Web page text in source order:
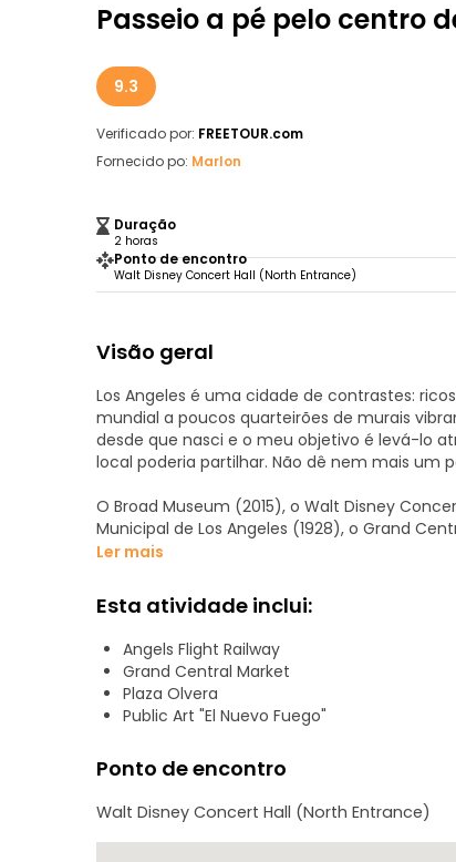
Passeio a pé pelo centro
9.3
Verificado por: FREETOUR.com
Fornecido po: Marlon
Duração
2 horas
Ponto de encontro
Walt Disney Concert Hall (North Entrance)
Visão geral
Los Angeles é uma cidade de contrastes:
mundial a poucos quarteirões de murais
desde que nasci e o meu objetivo é levá-lo
local poderia partilhar. Não dê nem mais um
O Broad Museum (2015), o Walt Disney
Municipal de Los Angeles (1928), o Grand
(1893) e terminando na Placita Olvera (1781)
Sobre mim:
Nascido e criado em Los Angeles, o nosso
minha cidade, sou multicultural e
meu espanhol é mexicano. Para além disso,
China. Tal como tu, adoro viajar, aprender e
versão de Los Angeles que nunca veria de
"ranchero".
Ler mais
Esta atividade inclui:
Angels Flight Railway
Grand Central Market
Plaza Olvera
Public Art "El Nuevo Fuego"
Ponto de encontro
Walt Disney Concert Hall (North Entrance)